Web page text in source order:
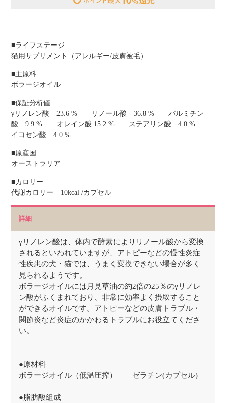
■ライフステージ
猫用サプリメント（アレルギー/皮膚被毛）
■主原料
ボラージオイル
■保証分析値
γリノレン酸 23.6 % リノール酸 36.8 % パルミチン
酸 9.9 % オレイン酸 15.2 % ステアリン酸 4.0 %
イコセン酸 4.0 %
■原産国
オーストラリア
■カロリー
代謝カロリー 10kcal /カプセル
詳細
γリノレン酸は、体内で酵素によりリノール酸から変換
されるといわれていますが、アトピーなどの慢性炎症
性疾患の犬・猫では、うまく変換できない場合が多く
見られるようです。
ボラージオイルには月見草油の約2倍の25％のγリノレ
ン酸がふくまれており、非常に効率よく摂取すること
ができるオイルです。アトピーなどの皮膚トラブル・
関節炎など炎症のかかわるトラブルにお役立てくださ
い。
●原材料
ボラージオイル（低温圧搾） ゼラチン(カプセル)
●脂肪酸組成